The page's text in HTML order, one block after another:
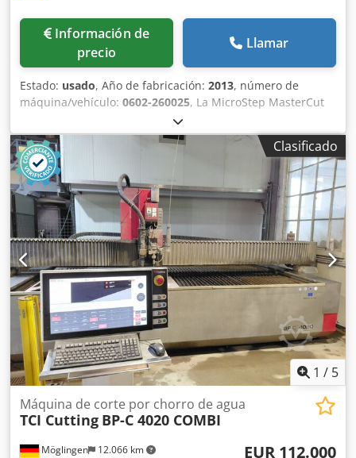
Información de
precio
Llamar
Estado: usado, Año de fabricación: 2013, número de
máquina/vehículo: 0602-260025, La MicroStep MasterCut
Compact P 6001.20 est une machine de découpe plasma
CNC compacte et performante, destinée à l'usinage précis
de tôles sur une surface de travail pouvant atteindre 6 000
× 2 000 mm. Cette machine de type portique est équipée
d'une source plasma de précision Kjellberg HiFocus 161i,
d'une console de gaz automatique et de la technologie
Contour Cut Speed. Vitesse de positionnement maximale
de 35 000 mm/min. Csdpfx Aszq E A Asgmsrf
Clasificado
1 / 5
Möglingen 12.066 km
Máquina de corte por chorro de agua
TCI Cutting BP-C 4020 COMBI
EUR 112.000